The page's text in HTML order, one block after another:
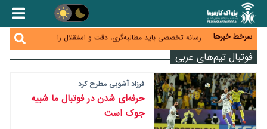
سرخط خبرها
هشدار درباره کاهش عرضه مسکن اجاره‌ای؛ دولت
واحدهای خود را وارد بازار کند
رسانه تخصصی باید مطالبه‌گری، دقت و استقلال را
سرلوحه کار خود قرار دهد
نشده است؛ شایسته‌سالاری زیر فشار؟
به چه قیمتی؟
موبایل گران می‌شود؟ هزینه واردات ۱۰ برابر شد، ثبت
سفارش همچنان متوقف است
فوتبال تیم‌های عربی
فرزاد آشوبی مطرح کرد
حرفه‌ای شدن در فوتبال ما شبیه
جوک است